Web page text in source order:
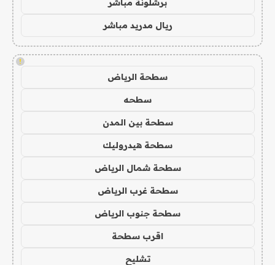
برشلونة مباشر
ريال مدريد مباشر
!
سطحة الرياض
سطحه
سطحة بين المدن
سطحة هيدروليك
سطحة شمال الرياض
سطحة غرب الرياض
سطحة جنوب الرياض
اقرب سطحة
تشليح